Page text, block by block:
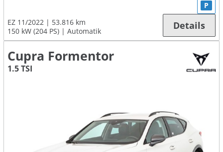
EZ 11/2022
53.816 km
150 kW (204 PS)
Automatik
P
Details
Cupra Formentor
1.5 TSI